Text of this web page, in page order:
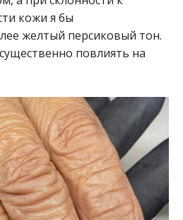
кожи я бы
желтый персиковый тон.
повлиять на